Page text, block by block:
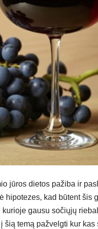
jūros dietos pažiba ir
hipotezes, kad būtent šis
gausu sočiųjų
temą pažvelgti kur